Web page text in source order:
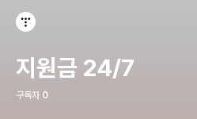
지원금 24/7
구독자 0